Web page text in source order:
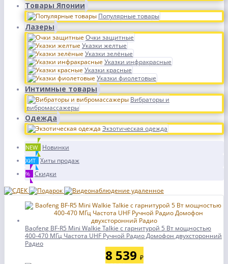
Товары Японии
Популярные товары
Лазеры
Очки защитные
Указки желтые
Указки зелёные
Указки инфракрасные
Указки красные
Указки фиолетовые
Интимные товары
Вибраторы и
вибромассажеры
Одежда
Экзотическая одежда
NEW Новинки
ХИТ Хиты продаж
% Скидки
Baofeng BF-R5 Mini Walkie Talkie с гарнитурой 5 Вт мощностью
400-470 МГц Частота UHF Ручной Радио Домофон двухсторонний
Радио
8 539 ₽